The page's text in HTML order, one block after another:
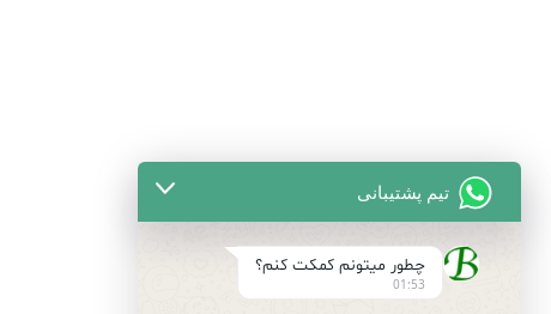
تیم پشتیبانی
چطور میتونم کمکت کنم؟
01:53